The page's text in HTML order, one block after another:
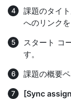
課題のタイ
へのリンク
スタート コ
す。
課題の概要
[Sync